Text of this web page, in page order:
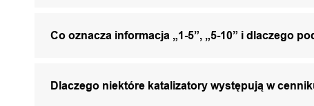
Co oznacza informacja „1-5”, „5-10” i dlaczego
Dlaczego niektóre katalizatory występują w